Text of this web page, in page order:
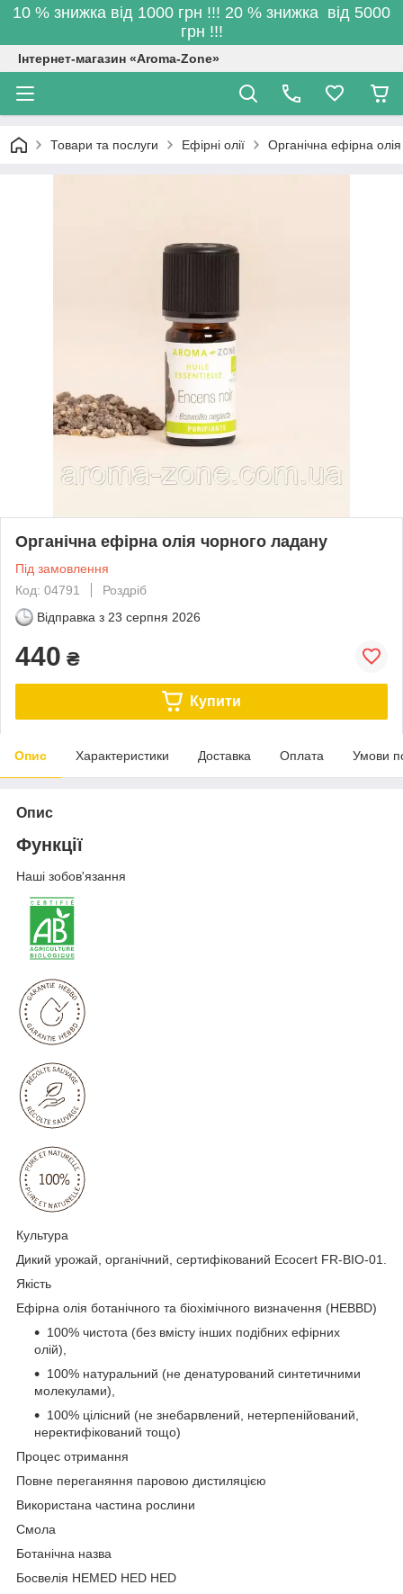
10 % знижка від 1000 грн !!! 20 % знижка від 5000
грн !!!
Інтернет-магазин «Aroma-Zone»
Товари та послуги Ефірні олії Органічна ефірна
Органічна ефірна олія чорного ладану
Під замовлення
Код: 04791
Роздріб
Відправка з 23 серпня 2026
440 ₴
Купити
Опис Характеристики Доставка Оплата Умови
Опис
Функції
Наші зобов'язання
Культура
Дикий урожай, органічний, сертифікований Ecocert FR-BIO-01.
Якість
Ефірна олія ботанічного та біохімічного визначення (HEBBD)
100% чистота (без вмісту інших подібних ефірних
олій),
100% натуральний (не денатурований синтетичними
молекулами),
100% цілісний (не знебарвлений, нетерпенійований,
неректифікований тощо)
Процес отримання
Повне переганяння паровою дистиляцією
Використана частина рослини
Смола
Ботанічна назва
Босвелія HEMED HED HED